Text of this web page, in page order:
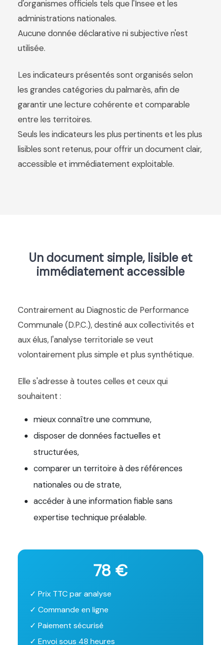
d'organismes officiels tels que l'Insee et les
administrations nationales.
Aucune donnée déclarative ni subjective n'est
utilisée.
Les indicateurs présentés sont organisés selon
les grandes catégories du palmarès, afin de
garantir une lecture cohérente et comparable
entre les territoires.
Seuls les indicateurs les plus pertinents et les plus
lisibles sont retenus, pour offrir un document clair,
accessible et immédiatement exploitable.
Un document simple, lisible et
immédiatement accessible
Contrairement au Diagnostic de Performance
Communale (D.P.C.), destiné aux collectivités et
aux élus, l'analyse territoriale se veut
volontairement plus simple et plus synthétique.
Elle s'adresse à toutes celles et ceux qui
souhaitent :
mieux connaître une commune,
disposer de données factuelles et
structurées,
comparer un territoire à des références
nationales ou de strate,
accéder à une information fiable sans
expertise technique préalable.
78 €
✓ Prix TTC par analyse
✓ Commande en ligne
✓ Paiement sécurisé
✓ Envoi sous 48 heures